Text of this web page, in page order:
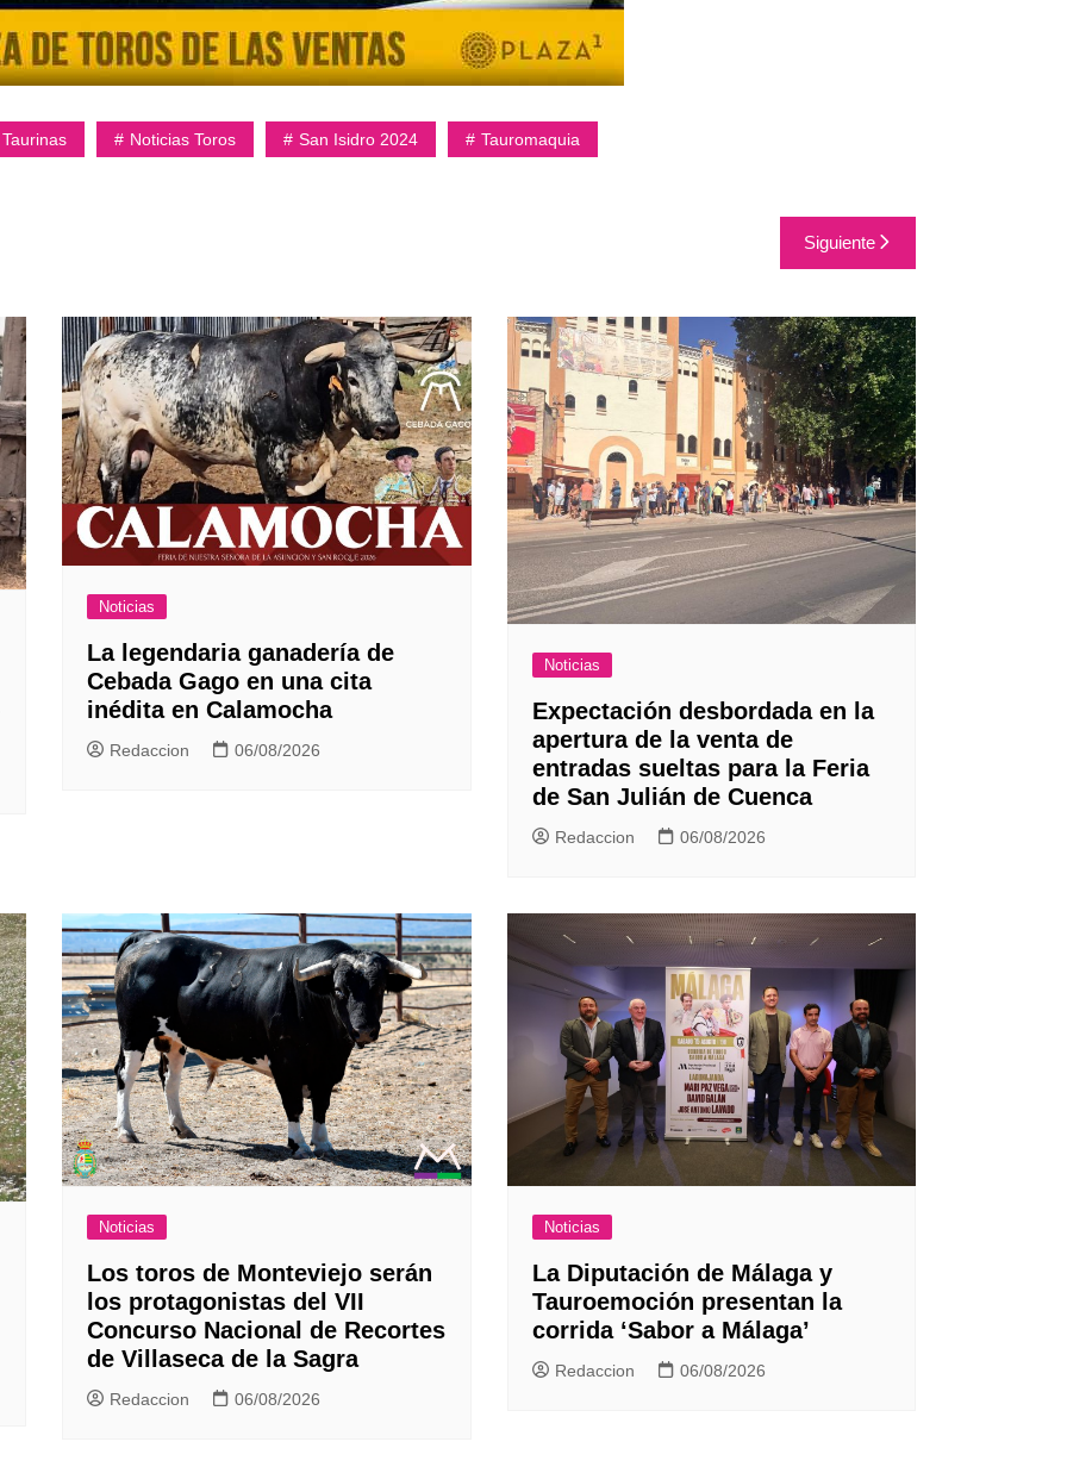
Noticias Toros San Isidro 2024 Tauromaquia
Siguiente
Noticias
La legendaria ganadería de
Cebada Gago en una cita
inédita en Calamocha
Redaccion 06/08/2026
Noticias
Expectación desbordada en la
apertura de la venta de
entradas sueltas para la Feria
de San Julián de Cuenca
Redaccion 06/08/2026
Noticias
Los toros de Monteviejo serán
los protagonistas del VII
Concurso Nacional de Recortes
de Villaseca de la Sagra
Redaccion 06/08/2026
Noticias
La Diputación de Málaga y
Tauroemoción presentan la
corrida ‘Sabor a Málaga’
Redaccion 06/08/2026